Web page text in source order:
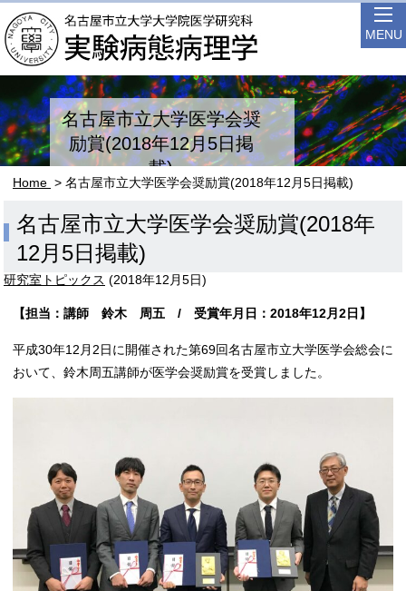
MENU
名古屋市立大学医学会奨
励賞(2018年12月5日掲
載)
Home > 名古屋市立大学医学会奨励賞(2018年12月5日掲載)
名古屋市立大学医学会奨励賞(2018年
12月5日掲載)
研究室トピックス (2018年12月5日)
【担当：講師 鈴木 周五 / 受賞年月日：2018年12月2日】
平成30年12月2日に開催された第69回名古屋市立大学医学会総会に
おいて、鈴木周五講師が医学会奨励賞を受賞しました。